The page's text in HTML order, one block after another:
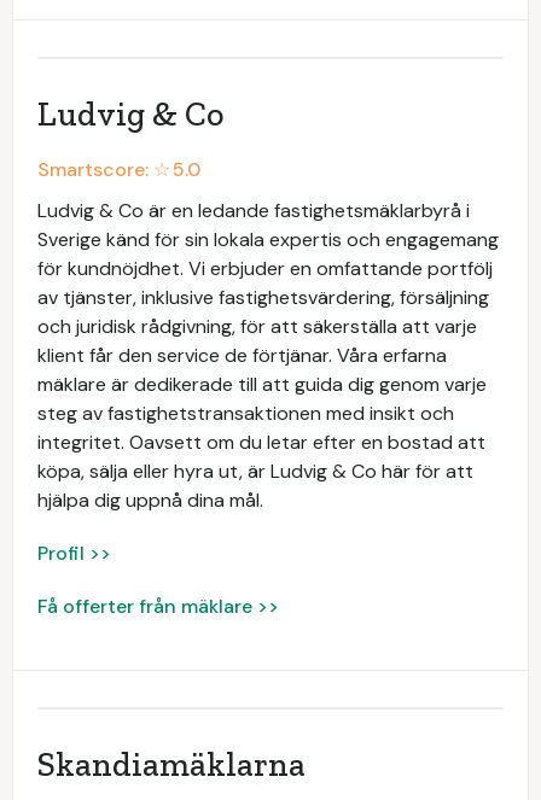
Ludvig & Co
Smartscore: ☆5.0
Ludvig & Co är en ledande fastighetsmäklarbyrå i
Sverige känd för sin lokala expertis och engagemang
för kundnöjdhet. Vi erbjuder en omfattande portfölj
av tjänster, inklusive fastighetsvärdering, försäljning
och juridisk rådgivning, för att säkerställa att varje
klient får den service de förtjänar. Våra erfarna
mäklare är dedikerade till att guida dig genom varje
steg av fastighetstransaktionen med insikt och
integritet. Oavsett om du letar efter en bostad att
köpa, sälja eller hyra ut, är Ludvig & Co här för att
hjälpa dig uppnå dina mål.
Profil >>
Få offerter från mäklare >>
Skandiamäklarna